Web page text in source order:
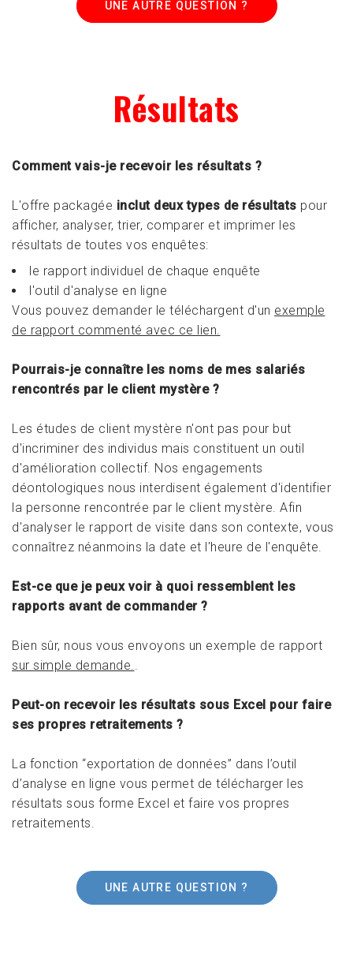
UNE AUTRE QUESTION ?
Résultats
Comment vais-je recevoir les résultats ?
L'offre packagée inclut deux types de résultats pour
afficher, analyser, trier, comparer et imprimer les
résultats de toutes vos enquêtes:
le rapport individuel de chaque enquête
l'outil d'analyse en ligne
Vous pouvez demander le téléchargent d'un exemple
de rapport commenté avec ce lien.
Pourrais-je connaître les noms de mes salariés
rencontrés par le client mystère ?
Les études de client mystère n'ont pas pour but
d'incriminer des individus mais constituent un outil
d'amélioration collectif. Nos engagements
déontologiques nous interdisent également d'identifier
la personne rencontrée par le client mystère. Afin
d'analyser le rapport de visite dans son contexte, vous
connaîtrez néanmoins la date et l'heure de l'enquête.
Est-ce que je peux voir à quoi ressemblent les
rapports avant de commander ?
Bien sûr, nous vous envoyons un exemple de rapport
sur simple demande..
Peut-on recevoir les résultats sous Excel pour faire
ses propres retraitements ?
La fonction “exportation de données” dans l’outil
d’analyse en ligne vous permet de télécharger les
résultats sous forme Excel et faire vos propres
retraitements.
UNE AUTRE QUESTION ?